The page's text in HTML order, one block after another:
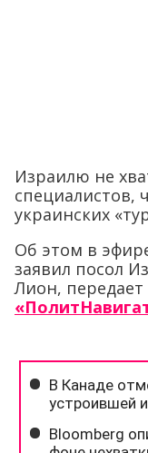
Израилю не
специалистов,
украинских
Об этом в
заявил посол
Лион,